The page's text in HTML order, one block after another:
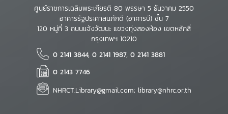
ศูนย์ราชการเฉลิมพระเกียรติ 80 พรรษา 5 ธันวาคม 2550
อาคารรัฐประศาสนภักดี (อาคารบี) ชั้น 7
120 หมู่ที่ 3 ถนนแจ้งวัฒนะ แขวงทุ่งสองห้อง เขตหลักสี่
กรุงเทพฯ 10210
0 2141 3844, 0 2141 1987, 0 2141 3881
0 2143 7746
NHRCT.Library@gmail.com; library@nhrc.or.th